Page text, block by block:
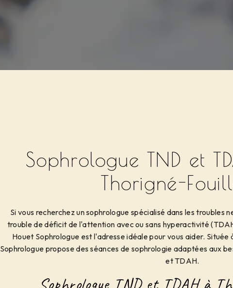
Sophrologue TND et
Thorigné-
Si vous recherchez un sophrologue spécialisé dans les troubles
trouble de déficit de l'attention avec ou sans hyperactivité
Houet Sophrologue est l'adresse idéale pour vous aider.
Sophrologue propose des séances de sophrologie adaptées aux
et TDAH.
Sophrologue TND et TDAH à